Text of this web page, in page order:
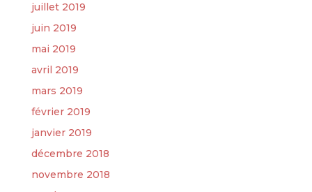
juillet 2019
juin 2019
mai 2019
avril 2019
mars 2019
février 2019
janvier 2019
décembre 2018
novembre 2018